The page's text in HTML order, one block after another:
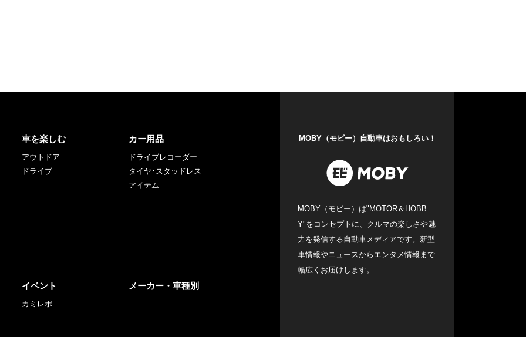
車を楽しむ
アウトドア
ドライブ
カー用品
ドライブレコーダー
タイヤ･スタッドレス
アイテム
イベント
カミレポ
メーカー・車種別
MOBY（モビー）自動車はおもしろい！
MOBY（モビー）は"MOTOR＆HOBB
Y"をコンセプトに、クルマの楽しさや魅
力を発信する自動車メディアです。新型
車情報やニュースからエンタメ情報まで
幅広くお届けします。